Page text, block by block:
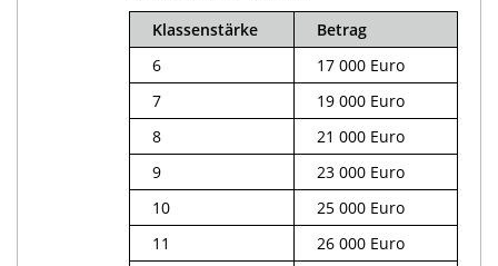
Klassenstärke
Betrag
6
17 000 Euro
7
19 000 Euro
8
21 000 Euro
9
23 000 Euro
10
25 000 Euro
11
26 000 Euro